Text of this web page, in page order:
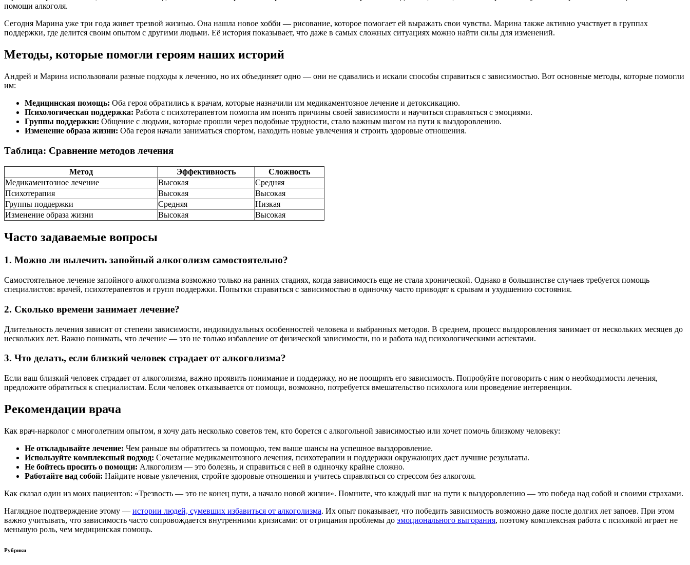
помощи алкоголя.
Сегодня Марина уже три года живет трезвой жизнью. Она нашла новое хобби — рисование, которое помогает ей выражать свои чувства. Марина также активно участвует в группах
поддержки, где делится своим опытом с другими людьми. Её история показывает, что даже в самых сложных ситуациях можно найти силы для изменений.
Методы, которые помогли героям наших историй
Андрей и Марина использовали разные подходы к лечению, но их объединяет одно — они не сдавались и искали способы справиться с зависимостью. Вот основные методы, которые помогли
им:
Медицинская помощь: Оба героя обратились к врачам, которые назначили им медикаментозное лечение и детоксикацию.
Психологическая поддержка: Работа с психотерапевтом помогла им понять причины своей зависимости и научиться справляться с эмоциями.
Группы поддержки: Общение с людьми, которые прошли через подобные трудности, стало важным шагом на пути к выздоровлению.
Изменение образа жизни: Оба героя начали заниматься спортом, находить новые увлечения и строить здоровые отношения.
Таблица: Сравнение методов лечения
Метод Эффективность
Сложность
Медикаментозное лечение
Высокая
Средняя
Психотерапия
Высокая
Высокая
Группы поддержки
Средняя
Низкая
Изменение образа жизни
Высокая Высокая
Часто задаваемые вопросы
1. Можно ли вылечить запойный алкоголизм самостоятельно?
Самостоятельное лечение запойного алкоголизма возможно только на ранних стадиях, когда зависимость еще не стала хронической. Однако в большинстве случаев требуется помощь
специалистов: врачей, психотерапевтов и групп поддержки. Попытки справиться с зависимостью в одиночку часто приводят к срывам и ухудшению состояния.
2. Сколько времени занимает лечение?
Длительность лечения зависит от степени зависимости, индивидуальных особенностей человека и выбранных методов. В среднем, процесс выздоровления занимает от нескольких месяцев до
нескольких лет. Важно понимать, что лечение — это не только избавление от физической зависимости, но и работа над психологическими аспектами.
3. Что делать, если близкий человек страдает от алкоголизма?
Если ваш близкий человек страдает от алкоголизма, важно проявить понимание и поддержку, но не поощрять его зависимость. Попробуйте поговорить с ним о необходимости лечения,
предложите обратиться к специалистам. Если человек отказывается от помощи, возможно, потребуется вмешательство психолога или проведение интервенции.
Рекомендации врача
Как врач-нарколог с многолетним опытом, я хочу дать несколько советов тем, кто борется с алкогольной зависимостью или хочет помочь близкому человеку:
Не откладывайте лечение: Чем раньше вы обратитесь за помощью, тем выше шансы на успешное выздоровление.
Используйте комплексный подход: Сочетание медикаментозного лечения, психотерапии и поддержки окружающих дает лучшие результаты.
Не бойтесь просить о помощи: Алкоголизм — это болезнь, и справиться с ней в одиночку крайне сложно.
Работайте над собой: Найдите новые увлечения, стройте здоровые отношения и учитесь справляться со стрессом без алкоголя.
Как сказал один из моих пациентов: «Трезвость — это не конец пути, а начало новой жизни». Помните, что каждый шаг на пути к выздоровлению — это победа над собой и своими страхами.
Наглядное подтверждение этому — истории людей, сумевших избавиться от алкоголизма. Их опыт показывает, что победить зависимость возможно даже после долгих лет запоев. При этом
важно учитывать, что зависимость часто сопровождается внутренними кризисами: от отрицания проблемы до эмоционального выгорания, поэтому комплексная работа с психикой играет не
меньшую роль, чем медицинская помощь.
Рубрики